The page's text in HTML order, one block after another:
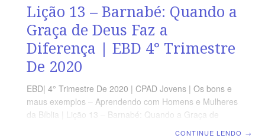
Lição 13 – Barnabé: Quando a
Graça de Deus Faz a
Diferença | EBD 4° Trimestre
De 2020
EBD| 4° Trimestre De 2020 | CPAD Jovens | Os bons e
maus exemplos – Aprendendo com Homens e Mulheres
da Bíblia | Lição 13 – Barnabé: Quando a Graça de
CONTINUE LENDO →